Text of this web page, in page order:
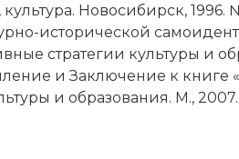
Новосибирск, 1996.
­исторической
стратегии культуры и
и Заключение к книге
и образования. М., 2007.